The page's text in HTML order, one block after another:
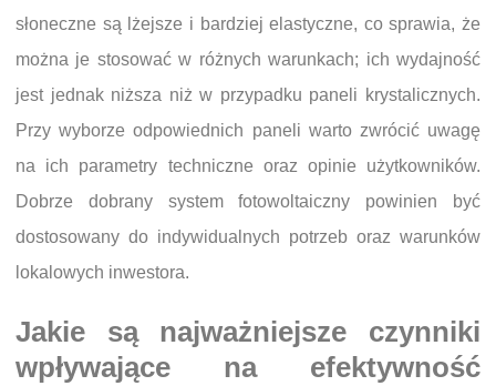
słoneczne są lżejsze i bardziej elastyczne, co sprawia, że
można je stosować w różnych warunkach; ich wydajność
jest jednak niższa niż w przypadku paneli krystalicznych.
Przy wyborze odpowiednich paneli warto zwrócić uwagę
na ich parametry techniczne oraz opinie użytkowników.
Dobrze dobrany system fotowoltaiczny powinien być
dostosowany do indywidualnych potrzeb oraz warunków
lokalowych inwestora.
Jakie są najważniejsze czynniki
wpływające na efektywność